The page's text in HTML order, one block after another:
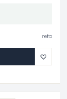
netto
♡